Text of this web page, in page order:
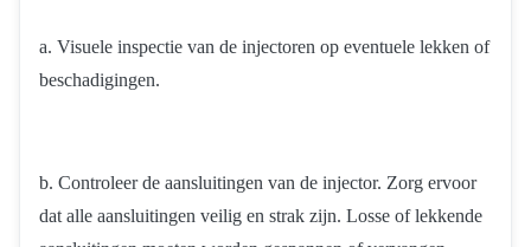
a. Visuele inspectie van de injectoren op eventuele lekken of
beschadigingen.
b. Controleer de aansluitingen van de injector. Zorg ervoor
dat alle aansluitingen veilig en strak zijn. Losse of lekkende